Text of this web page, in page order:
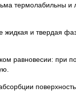
термолабильны
и твердая
равновесии: при